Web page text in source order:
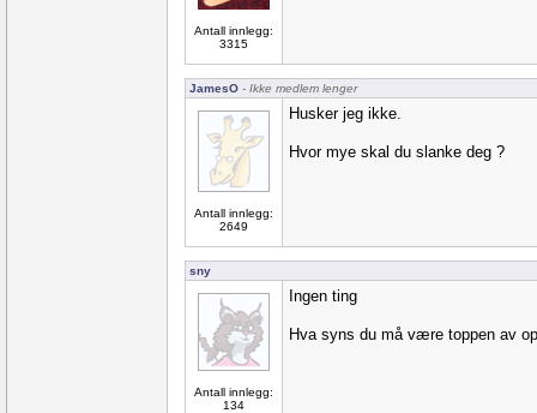
Antall innlegg:
3315
JamesO - Ikke medlem lenger
Antall innlegg:
2649
Husker jeg ikke.
Hvor mye skal du slanke deg ?
sny
Antall innlegg:
134
Ingen ting
Hva syns du må være toppen av